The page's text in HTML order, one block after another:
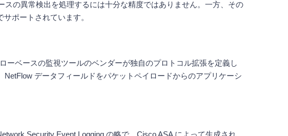
の異常検出を処理するには十分な精度ではありません。一方、その
ポートされています。
ーベースの監視ツールのベンダーが独自のプロトコル拡張を定義し
データフィールドをパケットペイロードからのアプリケーシ